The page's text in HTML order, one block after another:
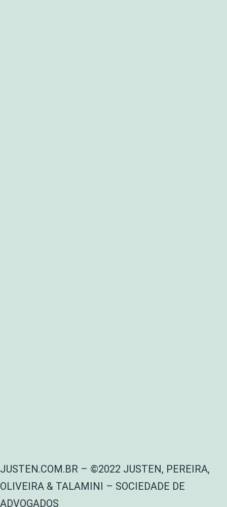
JUSTEN.COM.BR – ©2022 JUSTEN, PEREIRA,
OLIVEIRA & TALAMINI – SOCIEDADE DE
ADVOGADOS